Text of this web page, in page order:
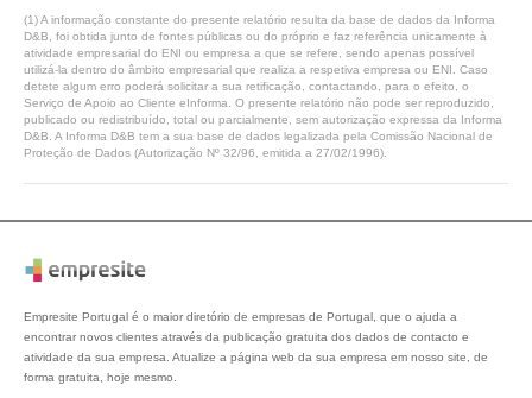
(1) A informação constante do presente relatório resulta da base de dados da Informa
D&B, foi obtida junto de fontes públicas ou do próprio e faz referência unicamente à
atividade empresarial do ENI ou empresa a que se refere, sendo apenas possível
utilizá-la dentro do âmbito empresarial que realiza a respetiva empresa ou ENI. Caso
detete algum erro poderá solicitar a sua retificação, contactando, para o efeito, o
Serviço de Apoio ao Cliente eInforma. O presente relatório não pode ser reproduzido,
publicado ou redistribuído, total ou parcialmente, sem autorização expressa da Informa
D&B. A Informa D&B tem a sua base de dados legalizada pela Comissão Nacional de
Proteção de Dados (Autorização Nº 32/96, emitida a 27/02/1996).
Empresite Portugal é o maior diretório de empresas de Portugal, que o ajuda a
encontrar novos clientes através da publicação gratuita dos dados de contacto e
atividade da sua empresa. Atualize a página web da sua empresa em nosso site, de
forma gratuita, hoje mesmo.